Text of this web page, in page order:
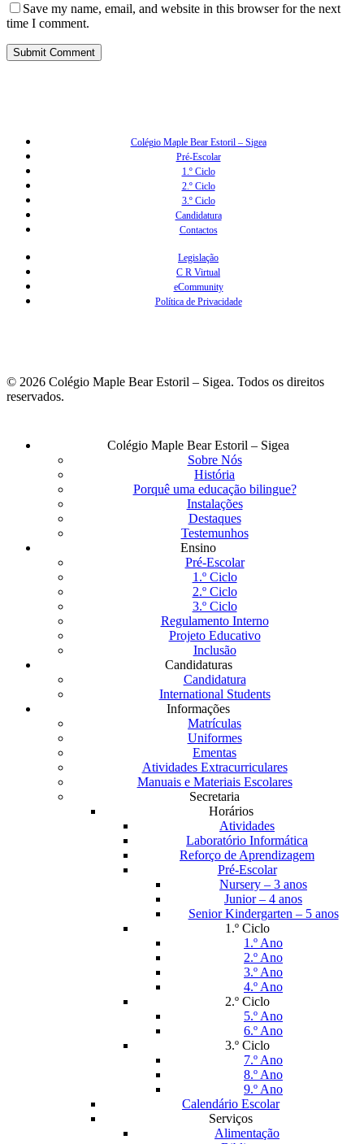
Save my name, email, and website in this browser for the next
time I comment.
Colégio Maple Bear Estoril – Sigea
Pré-Escolar
1.º Ciclo
2.º Ciclo
3.º Ciclo
Candidatura
Contactos
Legislação
C R Virtual
eCommunity
Política de Privacidade
© 2026 Colégio Maple Bear Estoril – Sigea. Todos os direitos
reservados.
Fechar
Colégio Maple Bear Estoril – Sigea
Sobre Nós
História
Porquê uma educação bilingue?
Instalações
Destaques
Testemunhos
Ensino
Pré-Escolar
1.º Ciclo
2.º Ciclo
3.º Ciclo
Regulamento Interno
Projeto Educativo
Inclusão
Candidaturas
Candidatura
International Students
Informações
Matrículas
Uniformes
Ementas
Atividades Extracurriculares
Manuais e Materiais Escolares
Secretaria
Horários
Atividades
Laboratório Informática
Reforço de Aprendizagem
Pré-Escolar
Nursery – 3 anos
Junior – 4 anos
Senior Kindergarten – 5 anos
1.º Ciclo
1.º Ano
2.º Ano
3.º Ano
4.º Ano
2.º Ciclo
5.º Ano
6.º Ano
3.º Ciclo
7.º Ano
8.º Ano
9.º Ano
Calendário Escolar
Serviços
Alimentação